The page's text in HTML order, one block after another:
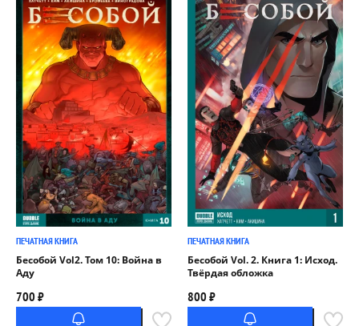
ПЕЧАТНАЯ КНИГА
Бесобой Vol2. Том 10: Война в
Аду
700 ₽
ПЕЧАТНАЯ КНИГА
Бесобой Vol. 2. Книга 1: Исход.
Твёрдая обложка
800 ₽